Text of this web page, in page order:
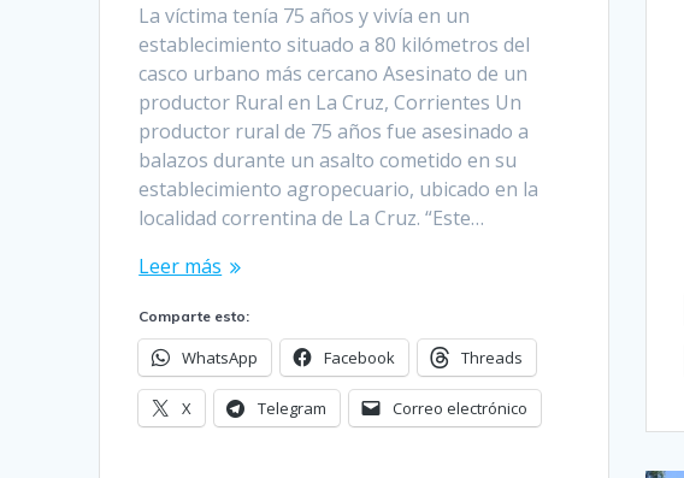
La víctima tenía 75 años y vivía en un
establecimiento situado a 80 kilómetros del
casco urbano más cercano Asesinato de un
productor Rural en La Cruz, Corrientes Un
productor rural de 75 años fue asesinado a
balazos durante un asalto cometido en su
establecimiento agropecuario, ubicado en la
localidad correntina de La Cruz. “Este…
Leer más
Comparte esto:
WhatsApp Facebook Threads
X Telegram Correo electrónico